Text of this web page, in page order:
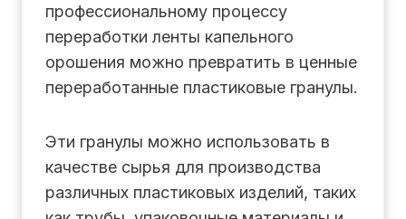
профессиональному процессу
переработки ленты капельного
орошения можно превратить в ценные
переработанные пластиковые гранулы.
Эти гранулы можно использовать в
качестве сырья для производства
различных пластиковых изделий, таких